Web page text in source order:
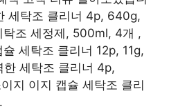
세탁조 클리너 4p, 640g,
탁조 세정제, 500ml, 4개 ,
세탁조 클리너 12p, 11g,
세탁조 클리너 4p,
지 이지 캡슐 세탁조 클리